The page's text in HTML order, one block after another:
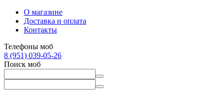
О магазине
Доставка и оплата
Контакты
Телефоны моб
8 (951) 039-05-26
Поиск моб